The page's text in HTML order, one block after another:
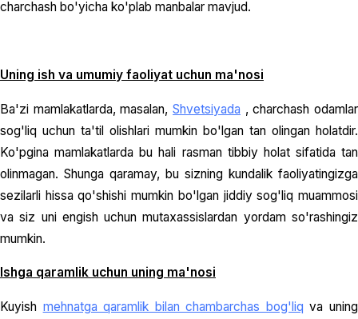
charchash bo'yicha ko'plab manbalar mavjud.
Uning ish va umumiy faoliyat uchun ma'nosi
Ba'zi mamlakatlarda, masalan, Shvetsiyada , charchash odamlar
sog'liq uchun ta'til olishlari mumkin bo'lgan tan olingan holatdir.
Ko'pgina mamlakatlarda bu hali rasman tibbiy holat sifatida tan
olinmagan. Shunga qaramay, bu sizning kundalik faoliyatingizga
sezilarli hissa qo'shishi mumkin bo'lgan jiddiy sog'liq muammosi
va siz uni engish uchun mutaxassislardan yordam so'rashingiz
mumkin.
Ishga qaramlik uchun uning ma'nosi
Kuyish mehnatga qaramlik bilan chambarchas bog'liq va uning